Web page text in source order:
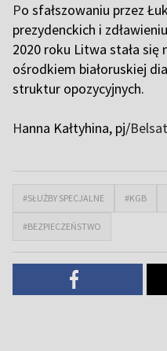
Po sfałszowaniu przez
prezydenckich i
2020 roku Litwa stała się
ośrodkiem białoruskiej
struktur opozycyjnych.
Hanna Kałtyhina, pj/Belsat
#SŁUŻBY SPECJALNE #KGB
#BEZPIECZEŃSTWO